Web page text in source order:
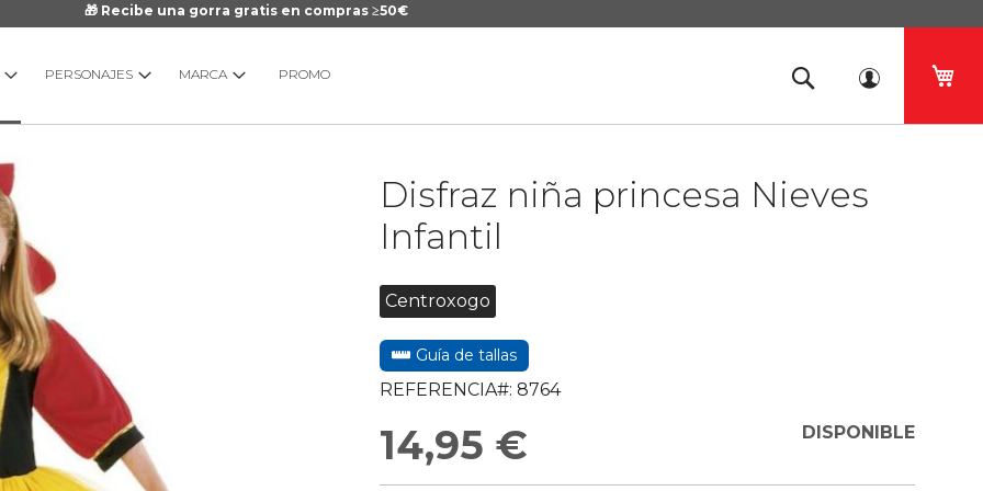
🎁 Recibe una gorra gratis en compras ≥50€
PERSONAJES MARCA PROMO
Disfraz niña princesa Nieves
Infantil
Centroxogo
Guía de tallas
REFERENCIA#: 8764
14,95 € DISPONIBLE
galería
imágenes